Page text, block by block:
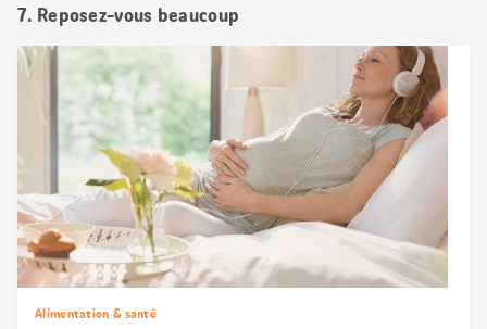
7. Reposez-vous beaucoup
Alimentation & santé